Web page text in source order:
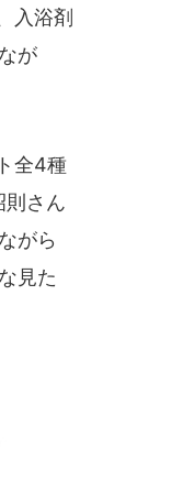
入浴剤
が
全4種
則さん
がら
見た